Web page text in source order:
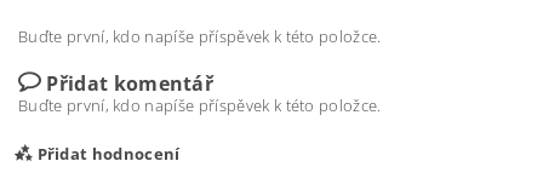
Buďte první, kdo napíše příspěvek k této položce.
Přidat komentář
Buďte první, kdo napíše příspěvek k této položce.
Přidat hodnocení